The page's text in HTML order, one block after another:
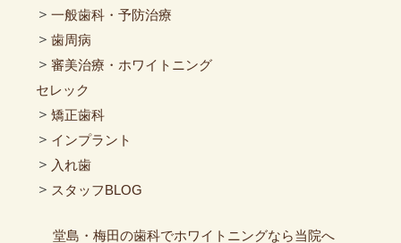
＞一般歯科・予防治療
＞歯周病
＞審美治療・ホワイトニング
セレック
＞矯正歯科
＞ インプラント
＞ 入れ歯
＞ スタッフBLOG
堂島・梅田の歯科でホワイトニングなら当院へ